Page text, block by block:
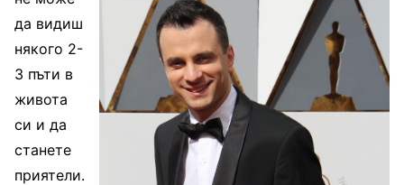
да видиш
някого 2-
3 пъти в
живота
си и да
станете
приятели.